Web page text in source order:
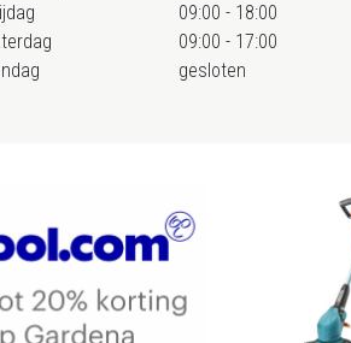
09:00 - 18:00
09:00 - 17:00
gesloten